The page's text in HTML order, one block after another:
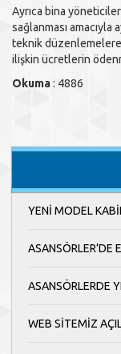
Ayrıca bina
sağlanması amacıyla
teknik düzenlemelere
ilişkin ücretlerin
Okuma: 4886
YENİ MODEL
ASANSÖRLER’DE
ASANSÖRLERDE
WEB SİTEMİZ